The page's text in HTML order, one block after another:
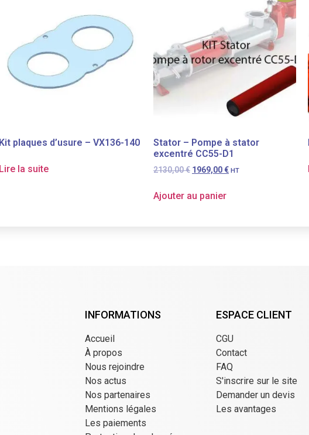
Kit plaques d’usure – VX136-140
Lire la suite
Stator – Pompe à stator
excentré CC55-D1
2130,00€ 1969,00 € HT
Ajouter au panier
INFORMATIONS
Accueil
À propos
Nous rejoindre
Nos actus
Nos partenaires
Mentions légales
Les paiements
ESPACE CLIENT
CGU
Contact
FAQ
S'inscrire sur le site
Demander un devis
Les avantages